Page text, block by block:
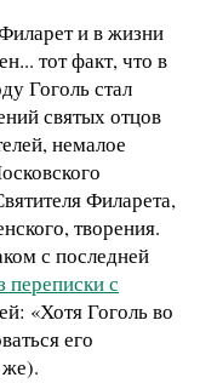
и в жизни
тот факт, что в
Гоголь стал
святых отцов
немалое
Филарета,
творения.
с последней
переписки с
«Хотя Гоголь во
его